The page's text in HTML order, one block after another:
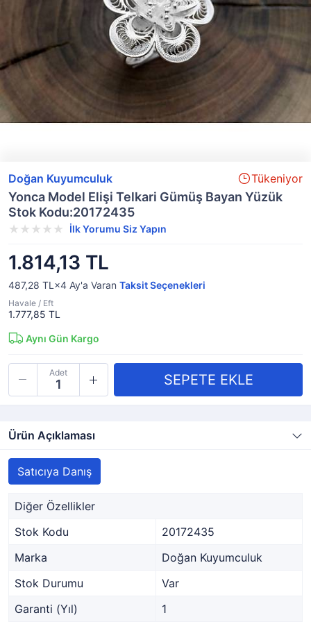
Doğan Kuyumculuk Tükeniyor
Yonca Model Elişi Telkari Gümüş Bayan Yüzük
Stok Kodu:20172435
İlk Yorumu Siz Yapın
1.814,13 TL
487,28 TL×4 Ay'a Varan Taksit Seçenekleri
Havale / Eft
1.777,85 TL
Aynı Gün Kargo
Adet
Ürün Açıklaması
Satıcıya Danış
Diğer Özellikler
Stok Kodu
20172435
Marka
Doğan Kuyumculuk
Stok Durumu
Var
Garanti (Yıl)
1